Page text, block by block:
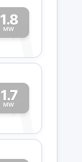
1.8
MW
1
1.7
MW
1